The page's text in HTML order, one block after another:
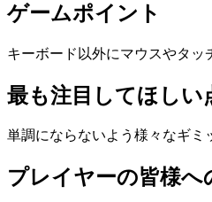
ゲームポイント
キーボード以外にマウスやタッ
最も注目してほしい
単調にならないよう様々なギミ
プレイヤーの皆様へ